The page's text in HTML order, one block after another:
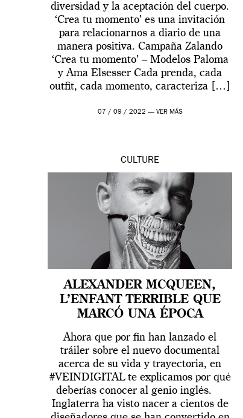
diversidad y la aceptación del cuerpo.
‘Crea tu momento’ es una invitación
para relacionarnos a diario de una
manera positiva. Campaña Zalando
‘Crea tu momento’ – Modelos Paloma
y Ama Elsesser Cada prenda, cada
outfit, cada momento, caracteriza […]
07 / 09 / 2022 — VER MÁS
CULTURE
ALEXANDER MCQUEEN,
L’ENFANT TERRIBLE QUE
MARCÓ UNA ÉPOCA
Ahora que por fin han lanzado el
tráiler sobre el nuevo documental
acerca de su vida y trayectoria, en
#VEINDIGITAL te explicamos por qué
deberías conocer al genio inglés.
Inglaterra ha visto nacer a cientos de